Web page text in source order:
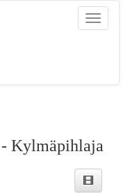
Toggle
Kylmäpihlaja